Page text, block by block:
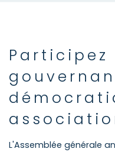
Participez
L'Assemblée générale